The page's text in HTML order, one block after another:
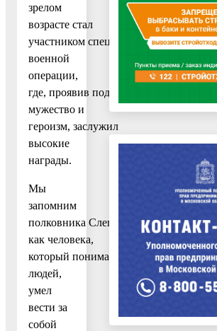
зрелом
возрасте стал
участником специальной
военной
операции,
где, проявив подлинное
мужество и
героизм, заслужил
высокие
награды.
Мы
запомним
полковника Слепцова
как человека,
который понимал
людей,
умел
вести за
собой